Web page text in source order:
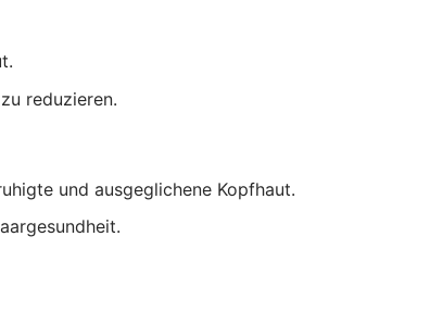
reduzieren.
und ausgeglichene Kopfhaut.